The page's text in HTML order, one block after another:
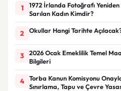
1
1972 İrlanda Fotoğrafı
Sarılan Kadın Kimdir?
2 Okullar Hangi Tarihte
3
2026 Ocak Emeklilik Temel
Bilgileri
4
Torba Kanun Komisyonu
Sınırlama, Tapu ve Çevre